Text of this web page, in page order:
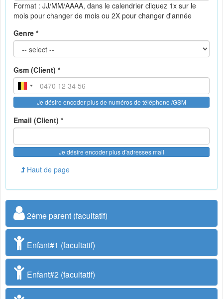
Format : JJ/MM/AAAA, dans le calendrier cliquez 1x sur le
mois pour changer de mois ou 2X pour changer d'année
Genre *
Gsm (Client) *
Je désire encoder plus de numéros de téléphone /GSM
Email (Client) *
Je désire encoder plus d'adresses mail
Haut de page
2ème parent (facultatif)
Enfant#1 (facultatif)
Enfant#2 (facultatif)